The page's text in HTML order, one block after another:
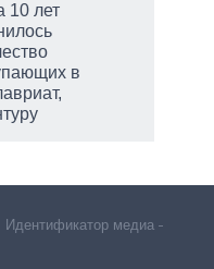
10 лет
в
медиа –